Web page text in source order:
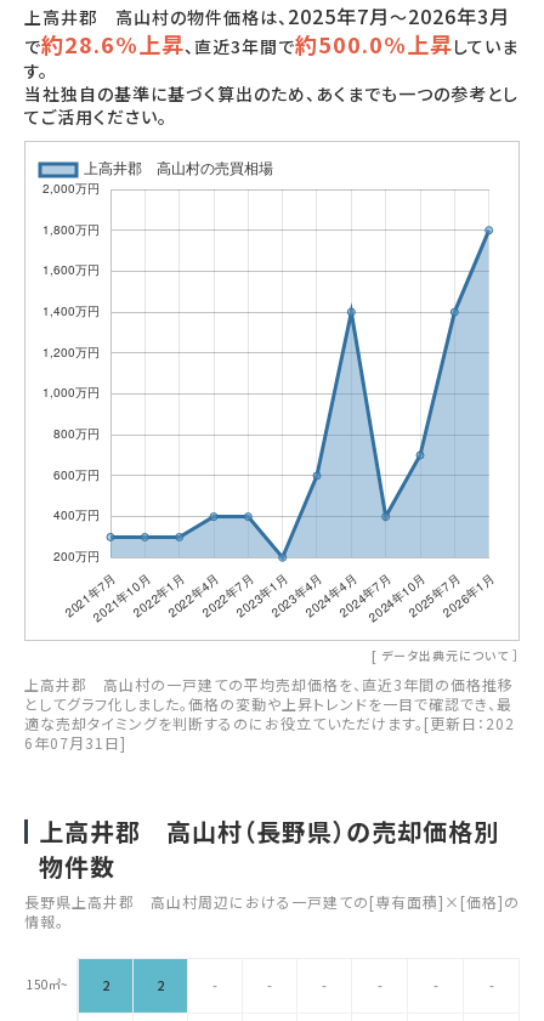
上高井郡 高山村の物件価格は、 2025年7月～2026年3月
で約28.6%上昇、直近3年間で約500.0%上昇していま
す。
当社独自の基準に基づく算出のため、あくまでも一つの参考とし
てご活用ください。
[ データ出典元について ］
上高井郡 高山村の一戸建ての平均売却価格を、直近3年間の価格推移
としてグラフ化しました。価格の変動や上昇トレンドを一目で確認でき、最
適な売却タイミングを判断するのにお役立ていただけます。[更新日：202
6年07月31日]
上高井郡 高山村（長野県）の売却価格別
物件数
長野県上高井郡 高山村周辺における一戸建ての[専有面積]×[価格]の
情報。
150㎡~ 2 2 - - - - - -